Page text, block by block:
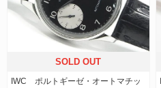
SOLD OUT
IWC ポルトギーゼ・オートマチッ